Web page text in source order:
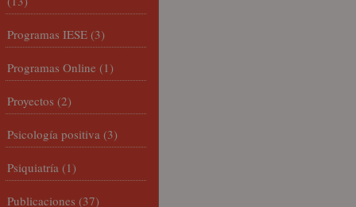
Programas IESE (3)
Programas Online (1)
Proyectos (2)
Psicología positiva (3)
Psiquiatría (1)
Publicaciones (37)